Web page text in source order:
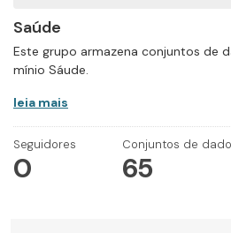
Saúde
Este grupo armazena conjuntos de
mínio Sáude.
leia mais
Seguidores
0
Conjuntos de
65